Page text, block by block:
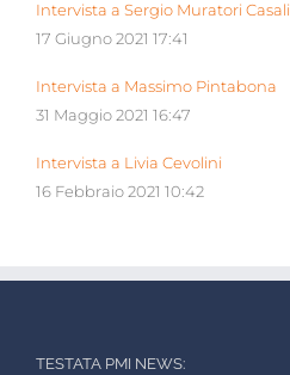
Intervista a Sergio Muratori Casali
17 Giugno 2021 17:41
Intervista a Massimo Pintabona
31 Maggio 2021 16:47
Intervista a Livia Cevolini
16 Febbraio 2021 10:42
TESTATA PMI NEWS: